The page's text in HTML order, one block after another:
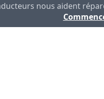
nous aident